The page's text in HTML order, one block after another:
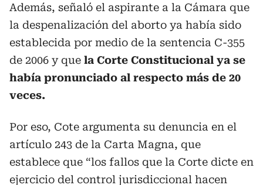
Además, señaló el aspirante a la Cámara que
la despenalización del aborto ya había sido
establecida por medio de la sentencia C-355
de 2006 y que la Corte Constitucional ya se
había pronunciado al respecto más de 20
veces.
Por eso, Cote argumenta su denuncia en el
artículo 243 de la Carta Magna, que
establece que “los fallos que la Corte dicte en
ejercicio del control jurisdiccional hacen